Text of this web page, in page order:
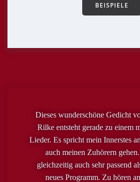
BEISPIELE
Dieses wunderschöne Gedicht
Rilke entsteht gerade zu einem
Lieder. Es spricht mein Innerstes
auch meinen Zuhörern
gleichzeitig auch sehr passend
neues Programm. Zu hören